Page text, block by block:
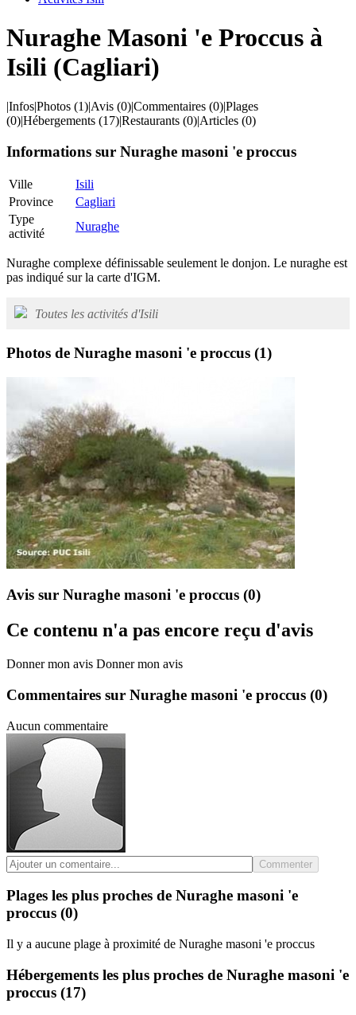
Nuraghe Masoni 'e Proccus à
Isili (Cagliari)
|Infos|Photos (1)|Avis (0)|Commentaires (0)|Plages
(0)|Hébergements (17)|Restaurants (0)|Articles (0)
Informations sur Nuraghe masoni 'e proccus
Ville
Isili
Province
Cagliari
Type
activité
Nuraghe
Nuraghe complexe définissable seulement le donjon. Le nuraghe est
pas indiqué sur la carte d'IGM.
Toutes les activités d'Isili
Photos de Nuraghe masoni 'e proccus (1)
Avis sur Nuraghe masoni 'e proccus (0)
Ce contenu n'a pas encore reçu d'avis
Donner mon avis Donner mon avis
Commentaires sur Nuraghe masoni 'e proccus (0)
Aucun commentaire
Commenter
Plages les plus proches de Nuraghe masoni 'e
proccus (0)
Il y a aucune plage à proximité de Nuraghe masoni 'e proccus
Hébergements les plus proches de Nuraghe masoni 'e
proccus (17)